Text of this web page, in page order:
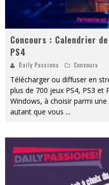
Concours : Calendrier
PS4
Daily Passions Concours
Télécharger ou diffuser en
plus de 700 jeux PS4, PS3 et
Windows, à choisir parmi
autant que vous ...